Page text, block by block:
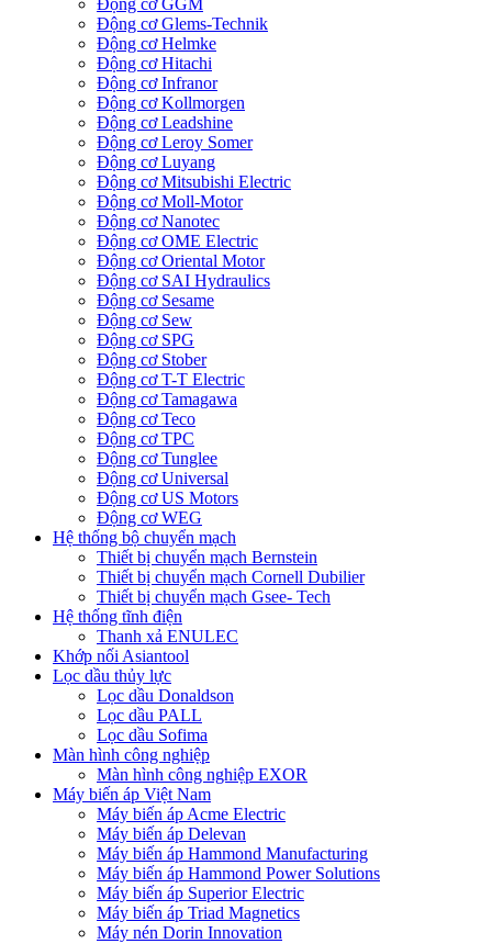
Động cơ Glems-Technik
Động cơ Helmke
Động cơ Hitachi
Động cơ Infranor
Động cơ Kollmorgen
Động cơ Leadshine
Động cơ Leroy Somer
Động cơ Luyang
Động cơ Mitsubishi Electric
Động cơ Moll-Motor
Động cơ Nanotec
Động cơ OME Electric
Động cơ Oriental Motor
Động cơ SAI Hydraulics
Động cơ Sesame
Động cơ Sew
Động cơ SPG
Động cơ Stober
Động cơ T-T Electric
Động cơ Tamagawa
Động cơ Teco
Động cơ TPC
Động cơ Tunglee
Động cơ Universal
Động cơ US Motors
Động cơ WEG
Hệ thống bộ chuyển mạch
Thiết bị chuyển mạch Bernstein
Thiết bị chuyển mạch Cornell Dubilier
Thiết bị chuyển mạch Gsee- Tech
Hệ thống tĩnh điện
Thanh xả ENULEC
Khớp nối Asiantool
Lọc dầu thủy lực
Lọc dầu Donaldson
Lọc dầu PALL
Lọc dầu Sofima
Màn hình công nghiệp
Màn hình công nghiệp EXOR
Máy biến áp Việt Nam
Máy biến áp Acme Electric
Máy biến áp Delevan
Máy biến áp Hammond Manufacturing
Máy biến áp Hammond Power Solutions
Máy biến áp Superior Electric
Máy biến áp Triad Magnetics
Máy nén Dorin Innovation